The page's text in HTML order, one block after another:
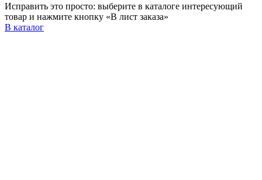
Исправить это просто: выберите в каталоге интересующий
товар и нажмите кнопку «В лист заказа»
В каталог